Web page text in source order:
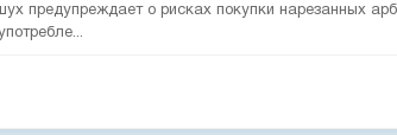
предупреждает о рисках покупки нарезанных